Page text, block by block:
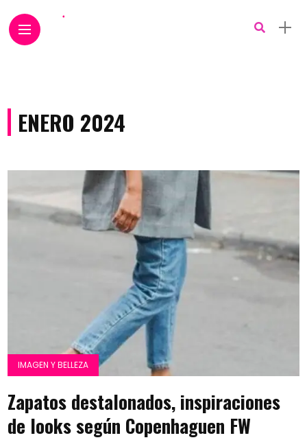
ENERO 2024
IMAGEN Y BELLEZA
Zapatos destalonados, inspiraciones
de looks según Copenhaguen FW